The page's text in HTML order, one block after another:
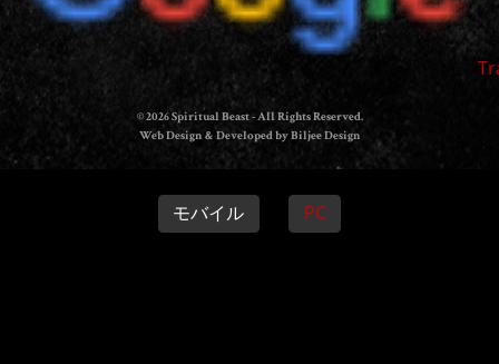
© 2026 Spiritual Beast - All Rights Reserved.
Web Design & Developed by Biljee Design
モバイル PC